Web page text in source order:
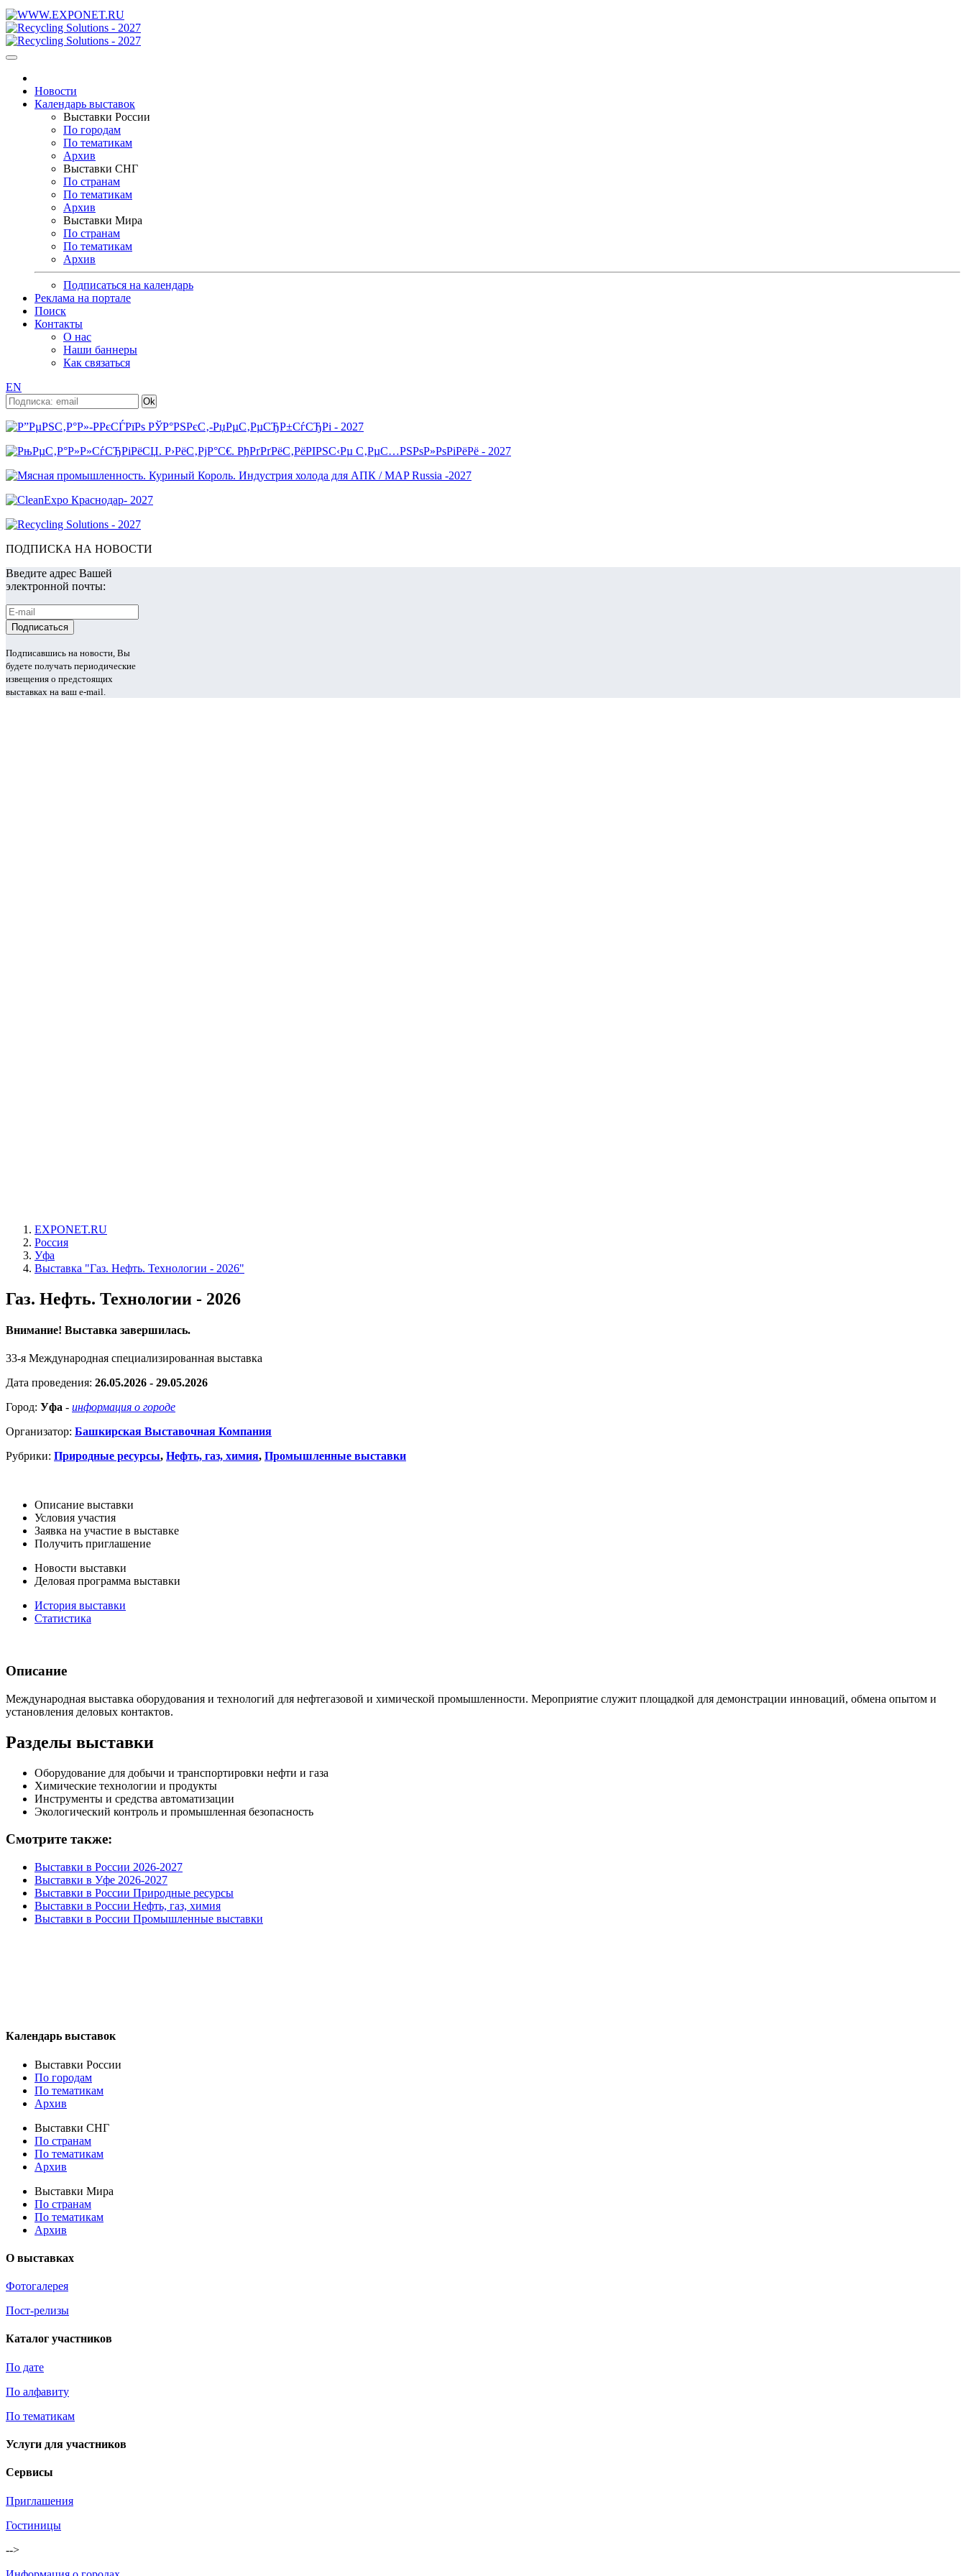
Новости
Календарь выставок
Выставки России
По городам
По тематикам
Архив
Выставки СНГ
По странам
По тематикам
Архив
Выставки Мира
По странам
По тематикам
Архив
Подписаться на календарь
Реклама на портале
Поиск
Контакты
О нас
Наши баннеры
Как связаться
EN
ПОДПИСКА НА НОВОСТИ
Введите адрес Вашей
электронной почты:
Подписавшись на новости, Вы
будете получать периодические
извещения о предстоящих
выставках на ваш e-mail.
EXPONET.RU
Россия
Уфа
Выставка "Газ. Нефть. Технологии - 2026"
Газ. Нефть. Технологии - 2026
Внимание! Выставка завершилась.
33-я Международная специализированная выставка
Дата проведения: 26.05.2026 - 29.05.2026
Город: Уфа - информация о городе
Организатор: Башкирская Выставочная Компания
Рубрики: Природные ресурсы, Нефть, газ, химия, Промышленные выставки
Описание выставки
Условия участия
Заявка на участие в выставке
Получить приглашение
Новости выставки
Деловая программа выставки
История выставки
Статистика
Описание
Международная выставка оборудования и технологий для нефтегазовой и химической промышленности. Мероприятие служит площадкой для демонстрации инноваций, обмена опытом и
установления деловых контактов.
Разделы выставки
Оборудование для добычи и транспортировки нефти и газа
Химические технологии и продукты
Инструменты и средства автоматизации
Экологический контроль и промышленная безопасность
Смотрите также:
Выставки в России 2026-2027
Выставки в Уфе 2026-2027
Выставки в России Природные ресурсы
Выставки в России Нефть, газ, химия
Выставки в России Промышленные выставки
Календарь выставок
Выставки России
По городам
По тематикам
Архив
Выставки СНГ
По странам
По тематикам
Архив
Выставки Мира
По странам
По тематикам
Архив
О выставках
Фотогалерея
Пост-релизы
Каталог участников
По дате
По алфавиту
По тематикам
Услуги для участников
Сервисы
Приглашения
Гостиницы
-->